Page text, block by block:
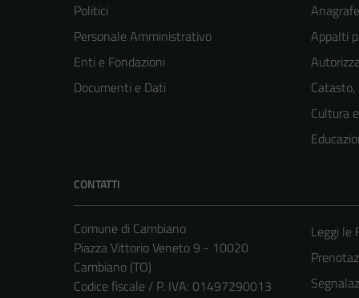
Politici
Personale Amministrativo
Enti e Fondazioni
Documenti e Dati
Appalti
Catasto,
Cultura
CONTATTI
Comune di Cambiano
Piazza Vittorio Veneto 9 - 10020
Cambiano (TO)
Codice fiscale / P. IVA: 01497290013
Leggi le